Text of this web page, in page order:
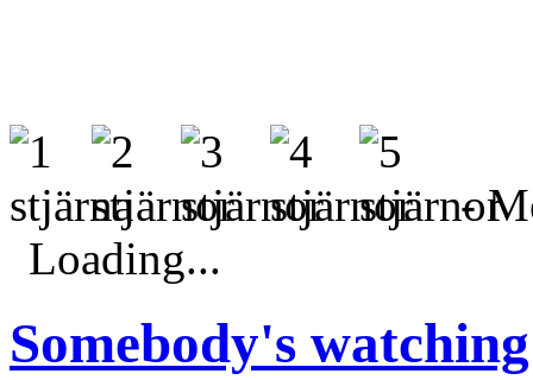
-
Loading...
Somebody's